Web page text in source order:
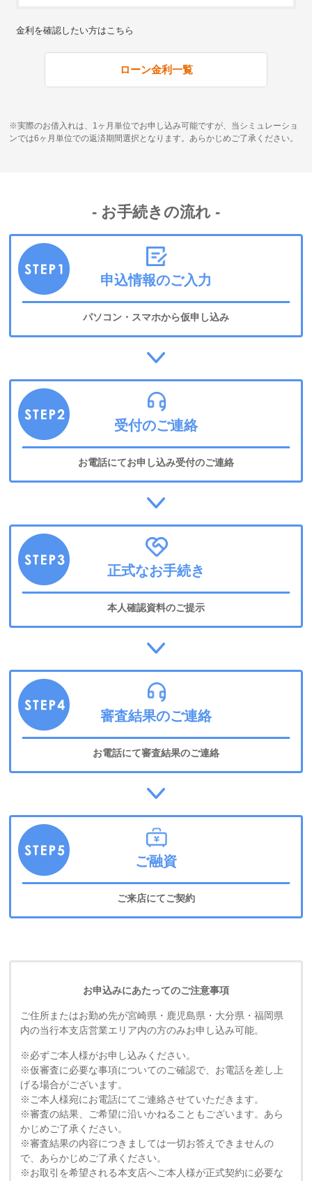
金利を確認したい方はこちら
ローン金利一覧
実際のお借入れは、1ヶ月単位でお申し込み可能ですが、当シミュレーショ
ンでは6ヶ月単位での返済期間選択となります。あらかじめご了承ください。
お手続きの流れ
申込情報のご入力
パソコン・スマホから仮申し込み
受付のご連絡
お電話にてお申し込み受付のご連絡
正式なお手続き
本人確認資料のご提示
審査結果のご連絡
お電話にて審査結果のご連絡
ご融資
ご来店にてご契約
お申込みにあたってのご注意事項
ご住所またはお勤め先が宮崎県・鹿児島県・大分県・福岡県
内の当行本支店営業エリア内の方のみお申し込み可能。
必ずご本人様がお申し込みください。
仮審査に必要な事項についてのご確認で、お電話を差し上
げる場合がございます。
ご本人様宛にお電話にてご連絡させていただきます。
審査の結果、ご希望に沿いかねることもございます。あら
かじめご了承ください。
審査結果の内容につきましては一切お答えできませんの
で、あらかじめご了承ください。
お取引を希望される本支店へご本人様が正式契約に必要な